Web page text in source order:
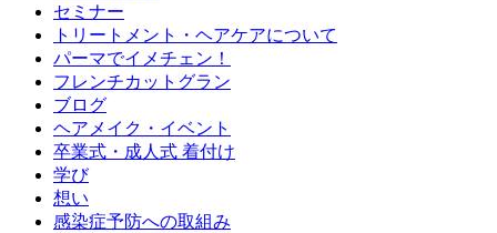
セミナー
トリートメント・ヘアケアについて
パーマでイメチェン！
フレンチカットグラン
ブログ
ヘアメイク・イベント
卒業式・成人式 着付け
学び
想い
感染症予防への取組み